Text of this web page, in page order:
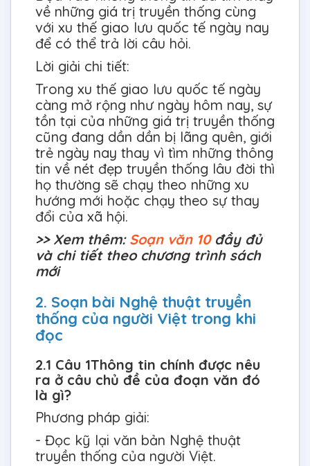
về những giá trị truyền thống cùng
với xu thế giao lưu quốc tế ngày nay
để có thể trả lời câu hỏi.
Lời giải chi tiết:
Trong xu thế giao lưu quốc tế ngày
càng mở rộng như ngày hôm nay, sự
tồn tại của những giá trị truyền thống
cũng đang dần dần bị lãng quên, giới
trẻ ngày nay thay vì tìm những thông
tin về nét đẹp truyền thống lâu đời thì
họ thường sẽ chạy theo những xu
hướng mới hoặc chạy theo sự thay
đổi của xã hội.
>> Xem thêm: Soạn văn 10đầy đủ
và chi tiết theo chương trình sách
mới
2. Soạn bài Nghệ thuật truyền
thống của người Việt trong khi
đọc
2.1 Câu 1Thông tin chính được nêu
ra ở câu chủ đề của đoạn văn đó
là gì?
Phương pháp giải:
- Đọc kỹ lại văn bản Nghệ thuật
truyền thống của người Việt.